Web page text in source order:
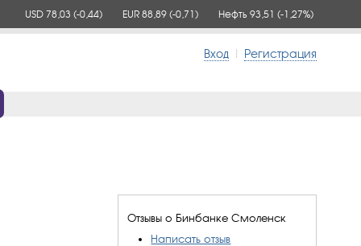
USD 78,03 (-0,44) EUR 88,89 (-0,71) Нефть 93,51 (-1,27%)
Вход | Регистрация
Отзывы о Бинбанке Смоленск
Написать отзыв